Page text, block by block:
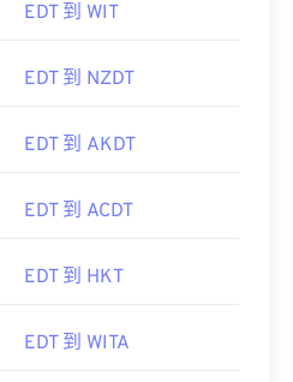
EDT 到 WIT
EDT 到 NZDT
EDT 到 AKDT
EDT 到 ACDT
EDT 到 HKT
EDT 到 WITA